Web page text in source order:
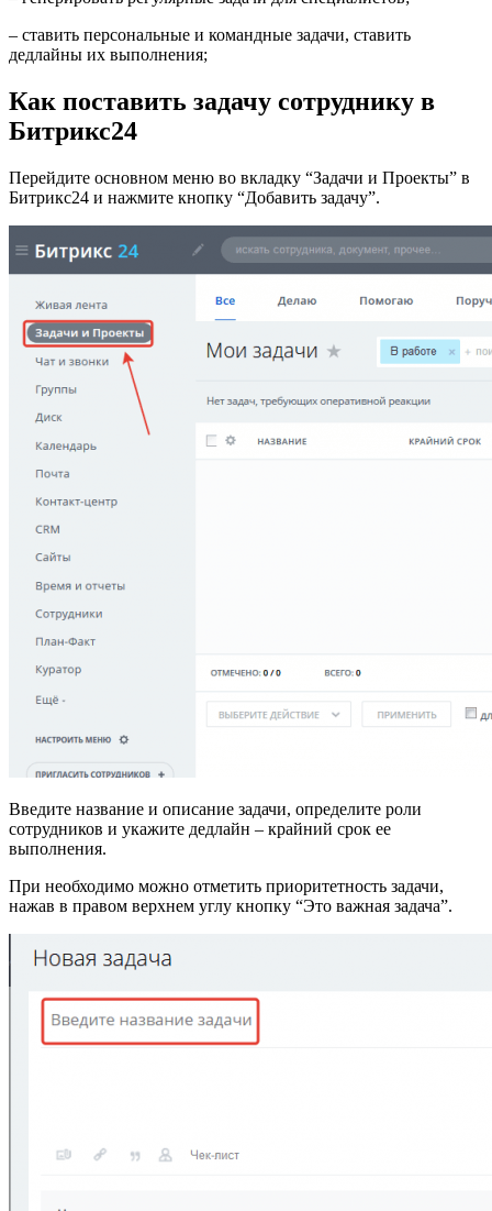
– ставить персональные и командные задачи, ставить
дедлайны их выполнения;
Как поставить задачу сотруднику в
Битрикс24
Перейдите основном меню во вкладку “Задачи и Проекты” в
Битрикс24 и нажмите кнопку “Добавить задачу”.
Введите название и описание задачи, определите роли
сотрудников и укажите дедлайн – крайний срок ее
выполнения.
При необходимо можно отметить приоритетность задачи,
нажав в правом верхнем углу кнопку “Это важная задача”.